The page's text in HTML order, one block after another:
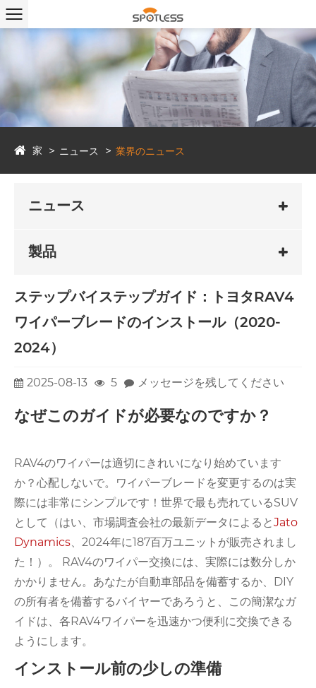
家 ニュース 業界のニュース
ニュース
製品
ステップバイステップガイド：トヨタRAV4
ワイパーブレードのインストール（2020-
2024）
2025-08-13 5 メッセージを残してください
なぜこのガイドが必要なのですか？
RAV4のワイパーは適切にきれいになり始めています
か？心配しないで。ワイパーブレードを変更するのは実
際には非常にシンプルです！世界で最も売れているSUV
として（はい、市場調査会社の最新データによるとJato
Dynamics、2024年に187百万ユニットが販売されまし
た！）。 RAV4のワイパー交換には、実際には数分しか
かかりません。あなたが自動車部品を備蓄するか、DIY
の所有者を備蓄するバイヤーであろうと、この簡潔なガ
イドは、各RAV4ワイパーを迅速かつ便利に交換できる
ようにします。
インストール前の少しの準備